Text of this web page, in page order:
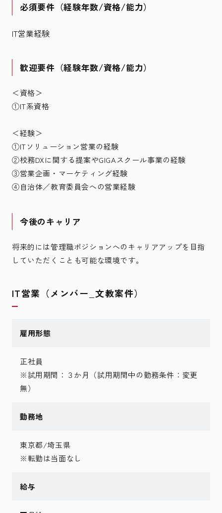
必須要件（経験年数/資格/能力）
IT営業経験
歓迎要件（経験年数/資格/能力）
＜資格＞
①IT系資格
＜経験＞
①ITソリューション営業の経験
②校務DXに関する提案やGIGAスクール事業の経験
③営業企画・マーケティング経験
④自治体／教育委員会への営業経験
今後のキャリア
将来的には管理職ポジションへのキャリアアップを目指
していただくことも可能な環境です。
IT営業（メンバー_文教案件）
雇用形態
正社員
※試用期間：３か月（試用期間中の勤務条件：変更
無）
勤務地
東京都/埼玉県
※転勤は当面なし
給与